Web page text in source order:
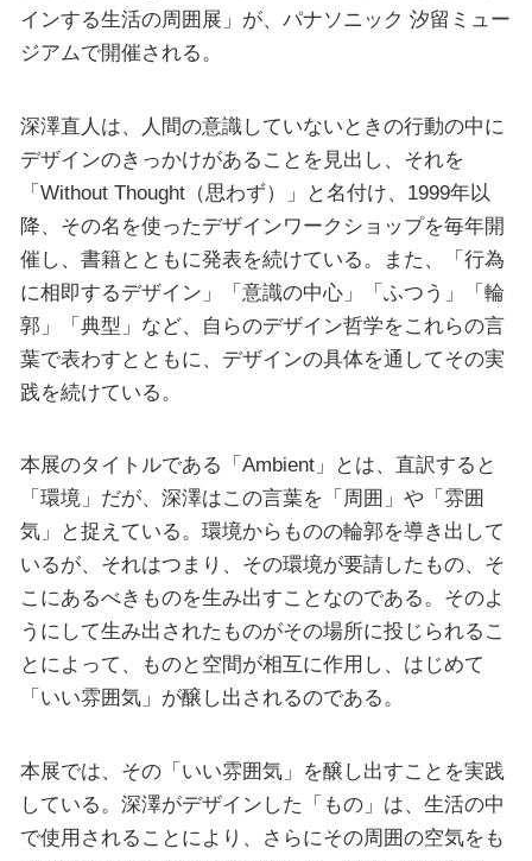
インする生活の周囲展」が、パナソニック 汐留ミュー
ジアムで開催される。
深澤直人は、人間の意識していないときの行動の中に
デザインのきっかけがあることを見出し、それを
「Without Thought（思わず）」と名付け、1999年以
降、その名を使ったデザインワークショップを毎年開
催し、書籍とともに発表を続けている。また、「行為
に相即するデザイン」「意識の中心」「ふつう」「輪
郭」「典型」など、自らのデザイン哲学をこれらの言
葉で表わすとともに、デザインの具体を通してその実
践を続けている。
本展のタイトルである「Ambient」とは、直訳すると
「環境」だが、深澤はこの言葉を「周囲」や「雰囲
気」と捉えている。環境からものの輪郭を導き出して
いるが、それはつまり、その環境が要請したもの、そ
こにあるべきものを生み出すことなのである。そのよ
うにして生み出されたものがその場所に投じられるこ
とによって、ものと空間が相互に作用し、はじめて
「いい雰囲気」が醸し出されるのである。
本展では、その「いい雰囲気」を醸し出すことを実践
している。深澤がデザインした「もの」は、生活の中
で使用されることにより、さらにその周囲の空気をも